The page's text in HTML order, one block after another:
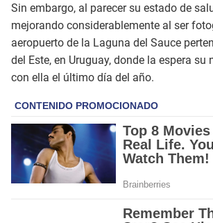
Sin embargo, al parecer su estado de
mejorando considerablemente al ser
aeropuerto de la Laguna del Sauce
del Este, en Uruguay, donde la espera su
con ella el último día del año.